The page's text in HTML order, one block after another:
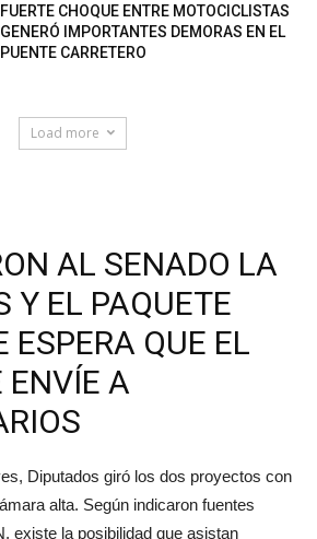
FUERTE CHOQUE ENTRE MOTOCICLISTAS
GENERÓ IMPORTANTES DEMORAS EN EL
PUENTE CARRETERO
Load more